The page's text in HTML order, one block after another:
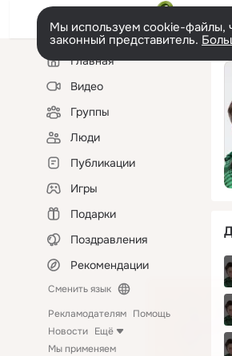
Мы используем cookie-файлы,
законный представитель.
Левая
колонкаГлавная
Видео
Группы
Люди
Публикации
Игры
Подарки
Поздравления
Рекомендации
Сменить язык
Рекламодателям Помощь
Новости Ещё
Мы применяем